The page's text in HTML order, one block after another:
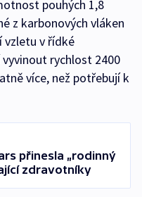
pouhých 1,8
z karbonových vláken
vzletu v řídké
rychlost 2400
více, než potřebují k
přinesla „rodinný
zdravotníky